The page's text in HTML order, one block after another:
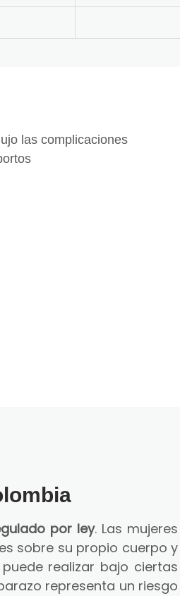
por ley. Las mujeres
sobre su propio cuerpo y
realizar bajo ciertas
representa un riesgo